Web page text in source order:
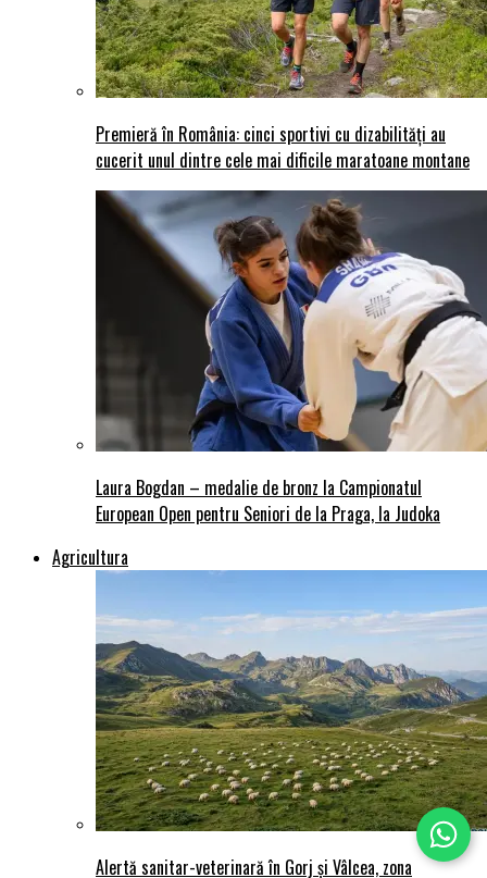
Premieră în România: cinci sportivi cu dizabilități au
cucerit unul dintre cele mai dificile maratoane montane
Laura Bogdan – medalie de bronz la Campionatul
European Open pentru Seniori de la Praga, la Judoka
Agricultura
Alertă sanitar-veterinară în Gorj și Vâlcea, zona